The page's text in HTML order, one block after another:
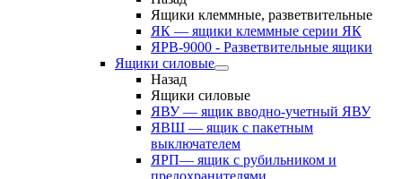
Ящики клеммные, разветвительные
ЯК — ящики клеммные серии ЯК
ЯРВ-9000 - Разветвительные ящики
Ящики силовые
Назад
Ящики силовые
ЯВУ — ящик вводно-учетный ЯВУ
ЯВШ — ящик с пакетным
выключателем
ЯРП— ящик с рубильником и
предохранителями